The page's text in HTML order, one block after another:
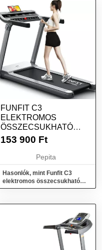
FUNFIT C3
ELEKTROMOS
ÖSSZECSUKHATÓ
FUTÓPAD 12
BEMENET
153 900 Ft
Pepita
Hasonlók, mint Funfit C3
elektromos összecsukható
Futópad 12 program, MP3